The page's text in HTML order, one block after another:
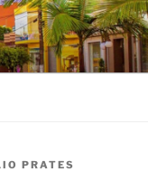
PRATES